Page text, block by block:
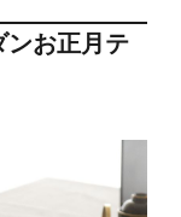
ンお正月テ